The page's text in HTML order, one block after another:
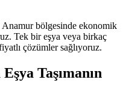
bölgesinde ekonomik
Tek bir eşya veya birkaç
çözümler sağlıyoruz.
Taşımanın